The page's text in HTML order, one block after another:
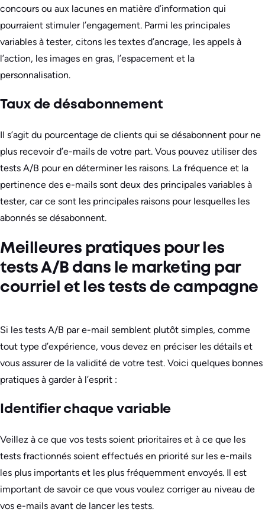
concours ou aux lacunes en matière d’information qui
pourraient stimuler l’engagement. Parmi les principales
variables à tester, citons les textes d’ancrage, les appels à
l’action, les images en gras, l’espacement et la
personnalisation.
Taux de désabonnement
Il s’agit du pourcentage de clients qui se désabonnent pour ne
plus recevoir d’e-mails de votre part. Vous pouvez utiliser des
tests A/B pour en déterminer les raisons. La fréquence et la
pertinence des e-mails sont deux des principales variables à
tester, car ce sont les principales raisons pour lesquelles les
abonnés se désabonnent.
Meilleures pratiques pour les
tests A/B dans le marketing par
courriel et les tests de campagne
Si les tests A/B par e-mail semblent plutôt simples, comme
tout type d’expérience, vous devez en préciser les détails et
vous assurer de la validité de votre test. Voici quelques bonnes
pratiques à garder à l’esprit :
Identifier chaque variable
Veillez à ce que vos tests soient prioritaires et à ce que les
tests fractionnés soient effectués en priorité sur les e-mails
les plus importants et les plus fréquemment envoyés. Il est
important de savoir ce que vous voulez corriger au niveau de
vos e-mails avant de lancer les tests.